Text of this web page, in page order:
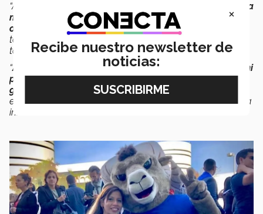
“A lo mejor para muchos obtener un trabajo es muy fácil,
a
mí me costó 9 años de buscar un montón de
oportunidades.Es la primera vez que firmo un contrato,
tengo una nómina, a lo mejor son cosas comunes para
todos los demás, pero para mí es súper”.
“A todas esas empresas que me dijeron que no y que mi
perfil era muy alto para poder contratarme les doy la
gracias,
en el fondo sabía que iba a llegar a un lugar en
el que no fuera rara o indiferente, estoy contenta con esta
inmersión laboral”.
×
Recibe nuestro newsletter de
noticias: